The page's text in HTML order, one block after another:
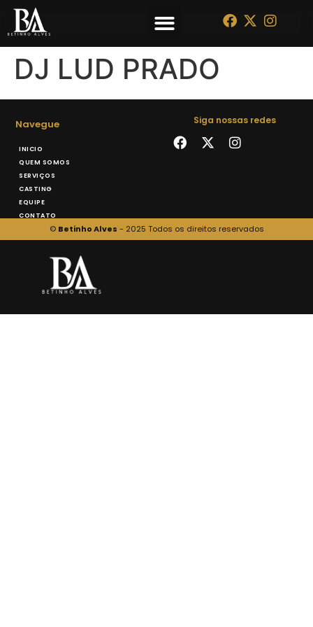
DJ LUD PRADO
Navegue
INICIO
QUEM SOMOS
SERVIÇOS
CASTING
EQUIPE
CONTATO
Siga nossas redes
© Betinho Alves - 2025 Todos os direitos reservados